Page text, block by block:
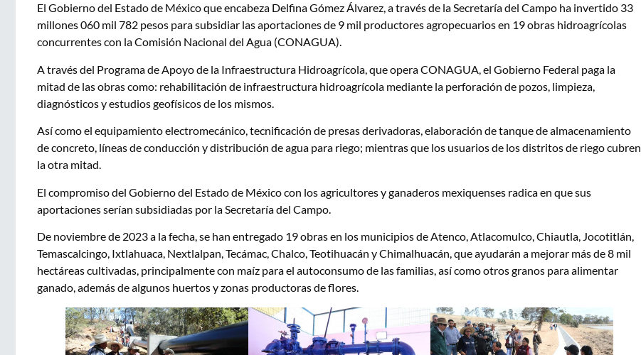
El Gobierno del Estado de México que encabeza Delfina Gómez Álvarez, a través de la Secretaría del Campo ha invertido 33
millones 060 mil 782 pesos para subsidiar las aportaciones de 9 mil productores agropecuarios en 19 obras hidroagrícolas
concurrentes con la Comisión Nacional del Agua (CONAGUA).
A través del Programa de Apoyo de la Infraestructura Hidroagrícola, que opera CONAGUA, el Gobierno Federal paga la
mitad de las obras como: rehabilitación de infraestructura hidroagrícola mediante la perforación de pozos, limpieza,
diagnósticos y estudios geofísicos de los mismos.
Así como el equipamiento electromecánico, tecnificación de presas derivadoras, elaboración de tanque de almacenamiento
de concreto, líneas de conducción y distribución de agua para riego; mientras que los usuarios de los distritos de riego cubren
la otra mitad.
El compromiso del Gobierno del Estado de México con los agricultores y ganaderos mexiquenses radica en que sus
aportaciones serían subsidiadas por la Secretaría del Campo.
De noviembre de 2023 a la fecha, se han entregado 19 obras en los municipios de Atenco, Atlacomulco, Chiautla, Jocotitlán,
Temascalcingo, Ixtlahuaca, Nextlalpan, Tecámac, Chalco, Teotihuacán y Chimalhuacán, que ayudarán a mejorar más de 8 mil
hectáreas cultivadas, principalmente con maíz para el autoconsumo de las familias, así como otros granos para alimentar
ganado, además de algunos huertos y zonas productoras de flores.